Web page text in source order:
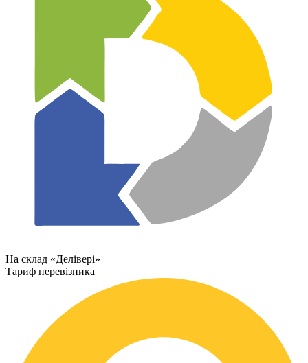
На склад «Делівері»
Тариф перевізника